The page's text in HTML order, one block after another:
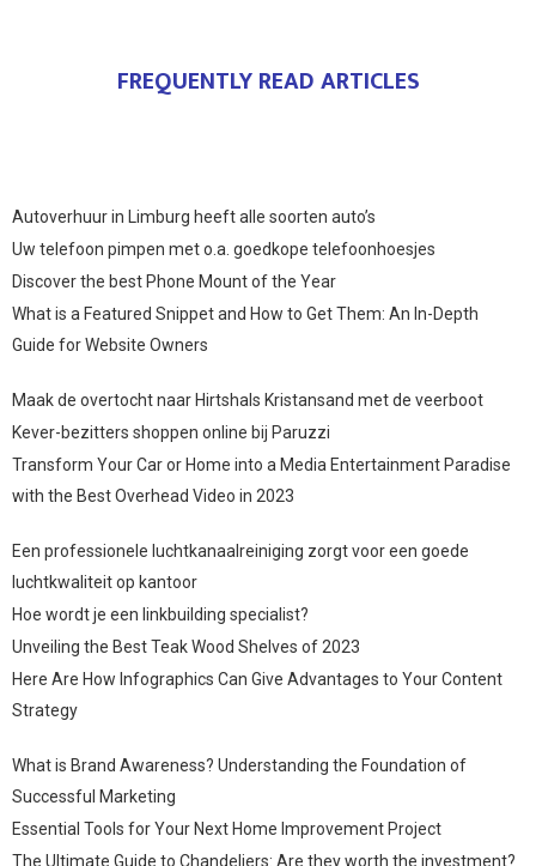
FREQUENTLY READ ARTICLES
Autoverhuur in Limburg heeft alle soorten auto’s
Uw telefoon pimpen met o.a. goedkope telefoonhoesjes
Discover the best Phone Mount of the Year
What is a Featured Snippet and How to Get Them: An In-Depth
Guide for Website Owners
Maak de overtocht naar Hirtshals Kristansand met de veerboot
Kever-bezitters shoppen online bij Paruzzi
Transform Your Car or Home into a Media Entertainment Paradise
with the Best Overhead Video in 2023
Een professionele luchtkanaalreiniging zorgt voor een goede
luchtkwaliteit op kantoor
Hoe wordt je een linkbuilding specialist?
Unveiling the Best Teak Wood Shelves of 2023
Here Are How Infographics Can Give Advantages to Your Content
Strategy
What is Brand Awareness? Understanding the Foundation of
Successful Marketing
Essential Tools for Your Next Home Improvement Project
The Ultimate Guide to Chandeliers: Are they worth the investment?